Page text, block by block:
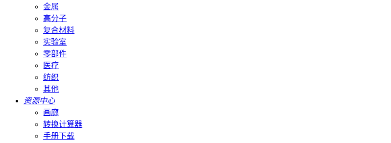
金属
高分子
复合材料
实验室
零部件
医疗
纺织
其他
资源中心
画廊
转换计算器
手册下载